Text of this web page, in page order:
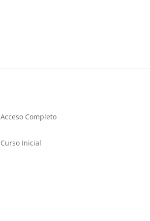
Acceso Completo
Curso Inicial